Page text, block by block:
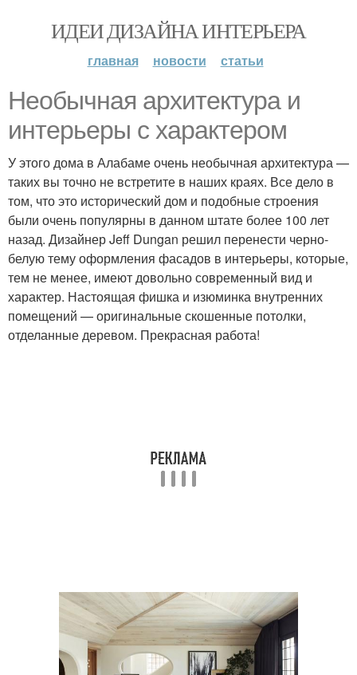
ИДЕИ ДИЗАЙНА ИНТЕРЬЕРА
главная новости статьи
Необычная архитектура и
интерьеры с характером
У этого дома в Алабаме очень необычная архитектура —
таких вы точно не встретите в наших краях. Все дело в
том, что это исторический дом и подобные строения
были очень популярны в данном штате более 100 лет
назад. Дизайнер Jeff Dungan решил перенести черно-
белую тему оформления фасадов в интерьеры, которые,
тем не менее, имеют довольно современный вид и
характер. Настоящая фишка и изюминка внутренних
помещений — оригинальные скошенные потолки,
отделанные деревом. Прекрасная работа!